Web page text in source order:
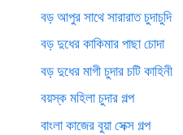
বড় আপুর সাথে সারারাত চুদাচুদি
বড় দুধের কাকিমার পাছা চোদা
বড় দুধের মাগী চুদার চটি কাহিনী
বয়স্ক মহিলা চুদার গল্প
বাংলা কাজের বুয়া সেক্স গল্প